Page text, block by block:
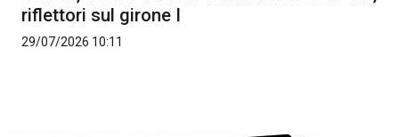
riflettori sul girone I
29/07/2026 10:11